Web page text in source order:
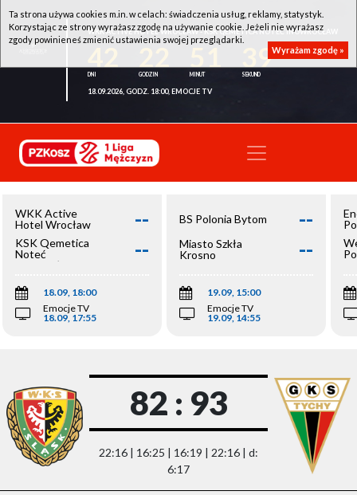
WKK ACTIVE HOTEL WROCŁAW - KSK QEMETICA NOTEĆ INOWROCŁAW
39
18.09.2026, GODZ. 18:00, EMOCJE TV
WKK Active
Hotel Wrocław
--
KSK Qemetica
Noteć
Inowrocław
--
18.09, 18:00
Emocje TV
18.09, 17:55
BS Polonia Bytom --
Miasto Szkła
Krosno
--
19.09, 15:00
Emocje TV
19.09, 14:55
82 : 93
22:16 | 16:25 | 16:19 | 22:16 | d:
6:17
Ta strona używa cookies m.in. w celach: świadczenia usług, reklamy, statystyk.
Korzystając ze strony wyrażasz zgodę na używanie cookie. Jeżeli nie wyrażasz
zgody powinieneś zmienić ustawienia swojej przeglądarki.
Wyrażam zgodę »